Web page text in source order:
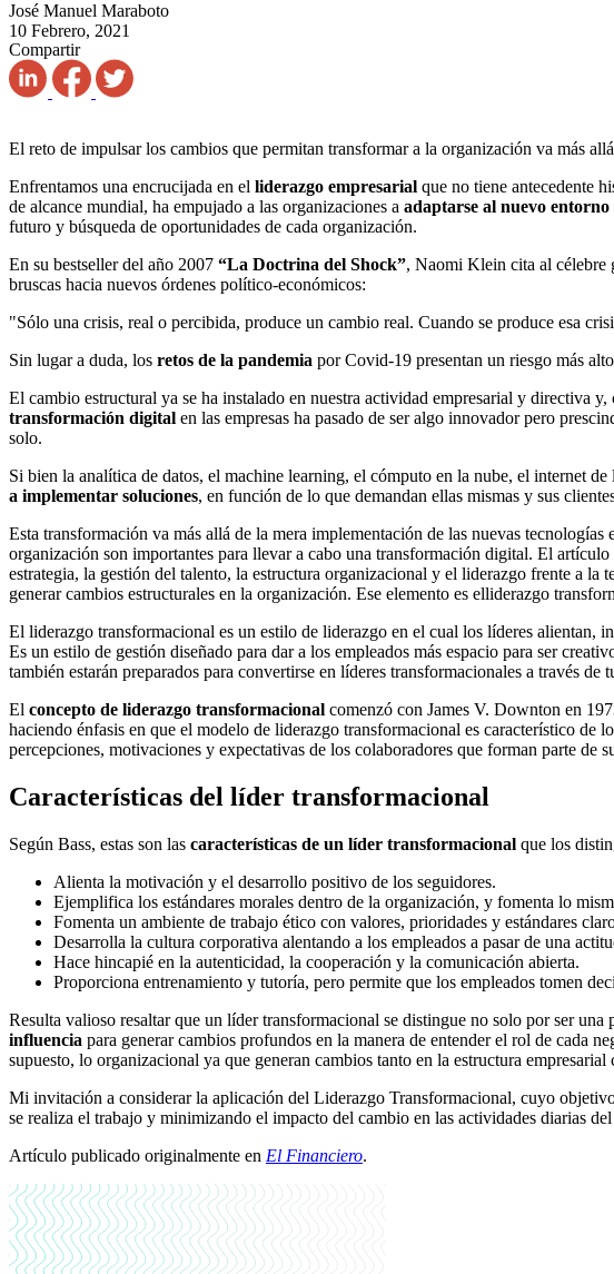
José Manuel Maraboto
10 Febrero, 2021
Compartir
El reto de impulsar los cambios que permitan transformar a la organización va más
Enfrentamos una encrucijada en el liderazgo empresarial que no tiene antecedente
de alcance mundial, ha empujado a las organizaciones a adaptarse al nuevo entorno
futuro y búsqueda de oportunidades de cada organización.
En su bestseller del año 2007 “La Doctrina del Shock”, Naomi Klein cita al célebre
bruscas hacia nuevos órdenes político-económicos:
"Sólo una crisis, real o percibida, produce un cambio real. Cuando se produce esa
Sin lugar a duda, los retos de la pandemia por Covid-19 presentan un riesgo más
El cambio estructural ya se ha instalado en nuestra actividad empresarial y directiva
transformación digital en las empresas ha pasado de ser algo innovador pero
solo.
Si bien la analítica de datos, el machine learning, el cómputo en la nube, el internet
a implementar soluciones, en función de lo que demandan ellas mismas y sus
Esta transformación va más allá de la mera implementación de las nuevas
organización son importantes para llevar a cabo una transformación digital. El
estrategia, la gestión del talento, la estructura organizacional y el liderazgo frente a la
generar cambios estructurales en la organización. Ese elemento es elliderazgo
El liderazgo transformacional es un estilo de liderazgo en el cual los líderes alientan,
Es un estilo de gestión diseñado para dar a los empleados más espacio para ser
también estarán preparados para convertirse en líderes transformacionales a través de
El concepto de liderazgo transformacional comenzó con James V. Downton en
haciendo énfasis en que el modelo de liderazgo transformacional es característico
percepciones, motivaciones y expectativas de los colaboradores que forman parte de
Características del líder transformacional
Según Bass, estas son las características de un líder transformacional que los
Alienta la motivación y el desarrollo positivo de los seguidores.
Ejemplifica los estándares morales dentro de la organización, y fomenta lo
Fomenta un ambiente de trabajo ético con valores, prioridades y estándares
Desarrolla la cultura corporativa alentando a los empleados a pasar de una
Hace hincapié en la autenticidad, la cooperación y la comunicación abierta.
Proporciona entrenamiento y tutoría, pero permite que los empleados tomen
Resulta valioso resaltar que un líder transformacional se distingue no solo por ser
influencia para generar cambios profundos en la manera de entender el rol de cada
supuesto, lo organizacional ya que generan cambios tanto en la estructura
Mi invitación a considerar la aplicación del Liderazgo Transformacional, cuyo
se realiza el trabajo y minimizando el impacto del cambio en las actividades diarias
Artículo publicado originalmente en El Financiero.